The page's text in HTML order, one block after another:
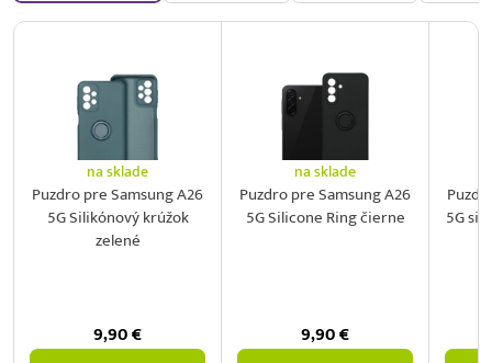
na sklade
Puzdro pre Samsung A26
5G Silikónový krúžok
zelené
9,90€
na sklade
Puzdro pre Samsung A26
5G Silicone Ring čierne
9,90€
5G